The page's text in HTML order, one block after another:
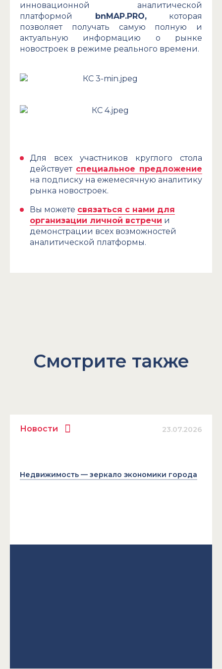
инновационной аналитической
платформой bnMAP.PRO,которая
позволяет получать самую полную и
актуальную информацию о рынке
новостроек в режиме реального времени.
Для всех участников круглого стола
действует специальное предложение
на подписку на ежемесячную аналитику
рынка новостроек.
Вы можете связаться с нами для
организации личной встречи и
демонстрации всех возможностей
аналитической платформы.
Смотрите также
Новости 23.07.2026
Недвижимость — зеркало экономики города